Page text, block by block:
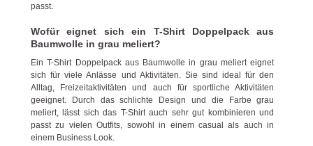
passt.
Wofür eignet sich ein T-Shirt Doppelpack aus
Baumwolle in grau meliert?
Ein T-Shirt Doppelpack aus Baumwolle in grau meliert eignet
sich für viele Anlässe und Aktivitäten. Sie sind ideal für den
Alltag, Freizeitaktivitäten und auch für sportliche Aktivitäten
geeignet. Durch das schlichte Design und die Farbe grau
meliert, lässt sich das T-Shirt auch sehr gut kombinieren und
passt zu vielen Outfits, sowohl in einem casual als auch in
einem Business Look.